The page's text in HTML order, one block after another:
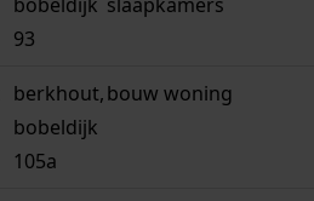
93
berkhout,
bobeldijk
105a
bouw woning